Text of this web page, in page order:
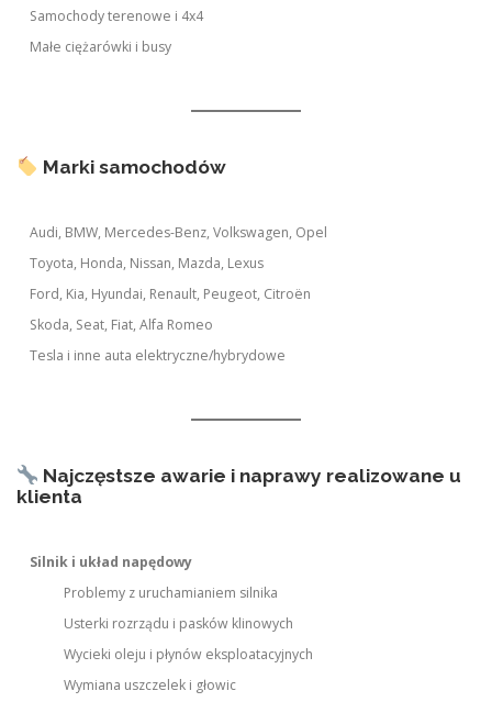
Samochody terenowe i 4x4
Małe ciężarówki i busy
Marki samochodów
Audi, BMW, Mercedes-Benz, Volkswagen, Opel
Toyota, Honda, Nissan, Mazda, Lexus
Ford, Kia, Hyundai, Renault, Peugeot, Citroën
Skoda, Seat, Fiat, Alfa Romeo
Tesla i inne auta elektryczne/hybrydowe
Najczęstsze awarie i naprawy realizowane u
klienta
Silnik i układ napędowy
Problemy z uruchamianiem silnika
Usterki rozrządu i pasków klinowych
Wycieki oleju i płynów eksploatacyjnych
Wymiana uszczelek i głowic